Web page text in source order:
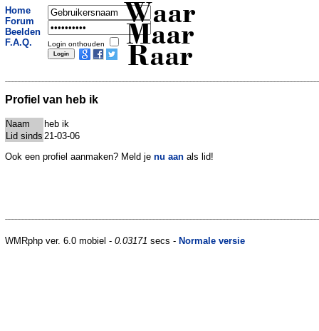
Home
Forum
Beelden
F.A.Q.
Login onthouden
Waar
Maar
Raar
Profiel van heb ik
Naam
heb ik
Lid sinds 21-03-06
Ook een profiel aanmaken? Meld je nu aan als lid!
WMRphp ver. 6.0 mobiel - 0.03171 secs - Normale versie